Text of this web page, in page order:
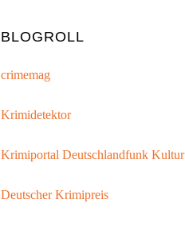
BLOGROLL
crimemag
Krimidetektor
Krimiportal Deutschlandfunk Kultur
Deutscher Krimipreis